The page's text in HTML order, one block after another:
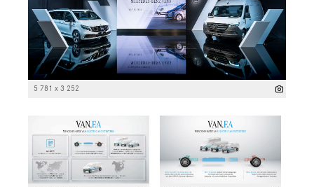
5 781 x 3 252